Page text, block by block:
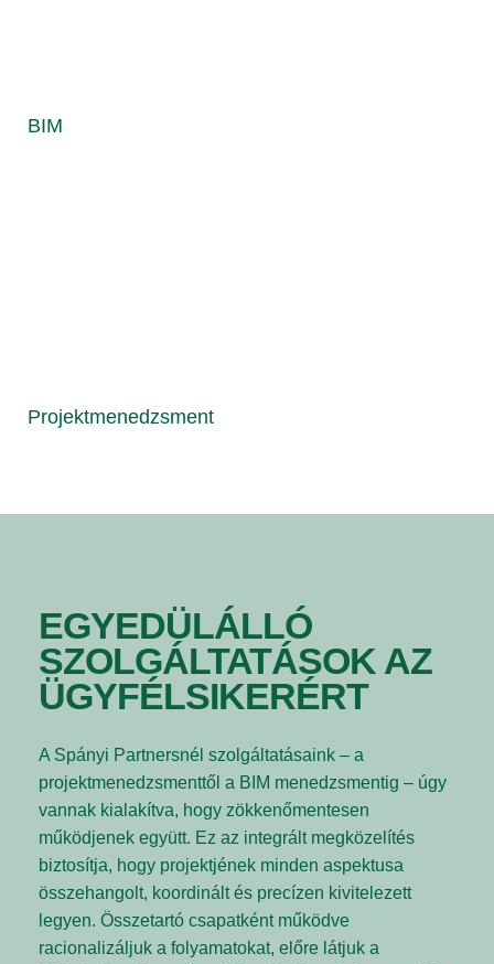
BIM
Projektmenedzsment
EGYEDÜLÁLLÓ
SZOLGÁLTATÁSOK AZ
ÜGYFÉLSIKERÉRT
A Spányi Partnersnél szolgáltatásaink – a
projektmenedzsmenttől a BIM menedzsmentig – úgy
vannak kialakítva, hogy zökkenőmentesen
működjenek együtt. Ez az integrált megközelítés
biztosítja, hogy projektjének minden aspektusa
összehangolt, koordinált és precízen kivitelezett
legyen. Összetartó csapatként működve
racionalizáljuk a folyamatokat, előre látjuk a